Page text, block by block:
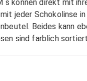
können direkt mit
jeder Schokolinse in
Beides kann
sind farblich